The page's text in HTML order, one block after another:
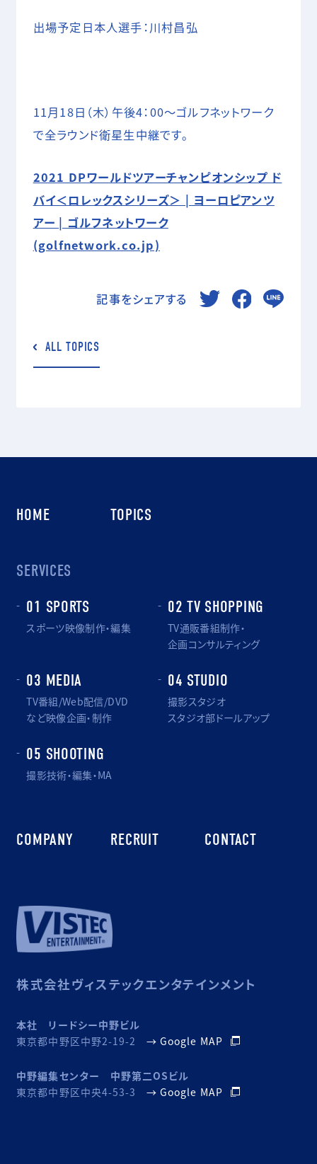
出場予定日本人選手：川村昌弘
11月18日（木）午後4：00～ゴルフネットワーク
で全ラウンド衛星生中継です。
2021 DPワールドツアーチャンピオンシップ ド
バイ＜ロレックスシリーズ＞ | ヨーロピアンツ
アー | ゴルフネットワーク
(golfnetwork.co.jp)
記事をシェアする
ALL TOPICS
HOME TOPICS
SERVICES
01 SPORTS
スポーツ映像制作・編集
02 TV SHOPPING
TV通販番組制作・
企画コンサルティング
03 MEDIA
TV番組/Web配信/DVD
など映像企画・制作
04 STUDIO
撮影スタジオ
スタジオ部ドールアップ
05 SHOOTING
撮影技術・編集・MA
COMPANY RECRUIT CONTACT
株式会社ヴィステックエンタテインメント
本社 リードシー中野ビル
東京都中野区中野2-19-2→ Google MAP
中野編集センター 中野第二OSビル
東京都中野区中央4-53-3→ Google MAP